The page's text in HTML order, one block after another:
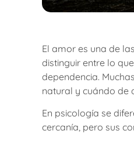
El amor es una de
distinguir entre lo
dependencia.
natural y cuándo de
En psicología se
cercanía, pero sus